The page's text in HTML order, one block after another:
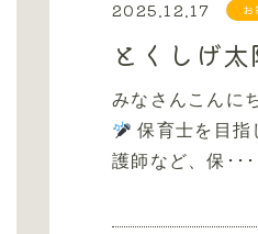
2025.12.17 お
とくしげ
みなさんこんに
保育士を目指
護師など、保･･･